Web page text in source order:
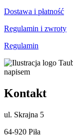
Dostawa i płatność
Regulamin i zwroty
Regulamin
Kontakt
ul. Skrajna 5
64-920 Piła